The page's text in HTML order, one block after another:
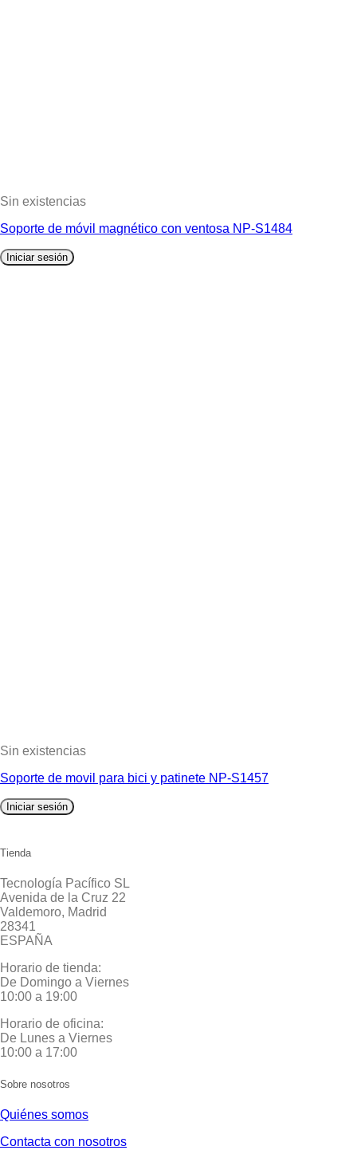
Sin existencias
Soporte de móvil magnético con ventosa NP-S1484
Iniciar sesión
Sin existencias
Soporte de movil para bici y patinete NP-S1457
Iniciar sesión
Tienda
Tecnología Pacífico SL
Avenida de la Cruz 22
Valdemoro, Madrid
28341
ESPAÑA
Horario de tienda:
De Domingo a Viernes
10:00 a 19:00
Horario de oficina:
De Lunes a Viernes
10:00 a 17:00
Sobre nosotros
Quiénes somos
Contacta con nosotros